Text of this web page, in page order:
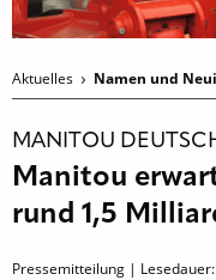
Aktuelles Namen und
MANITOU
Manitou
rund 1,5
Pressemitteilung | Lesedauer: